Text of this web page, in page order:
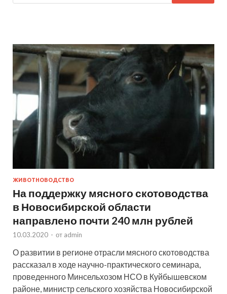
ЖИВОТНОВОДСТВО
На поддержку мясного скотоводства
в Новосибирской области
направлено почти 240 млн рублей
10.03.2020 - от admin
О развитии в регионе отрасли мясного скотоводства
рассказал в ходе научно-практического семинара,
проведенного Минсельхозом НСО в Куйбышевском
районе, министр сельского хозяйства Новосибирской